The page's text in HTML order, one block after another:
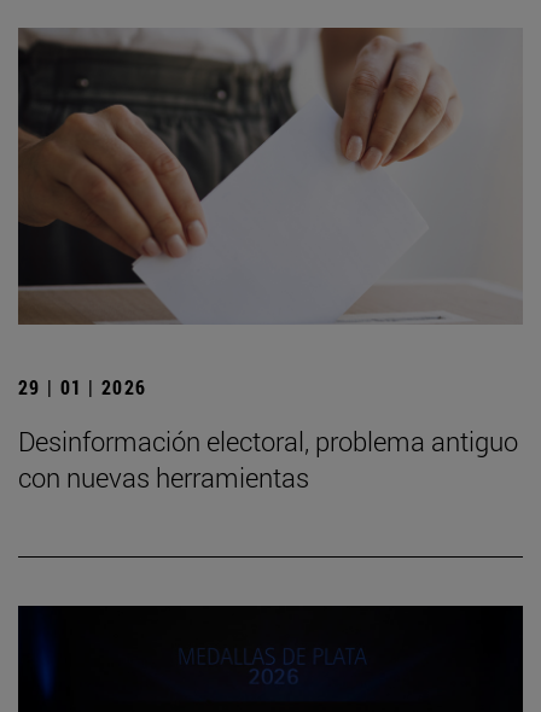
29 | 01 | 2026
Desinformación electoral, problema antiguo
con nuevas herramientas